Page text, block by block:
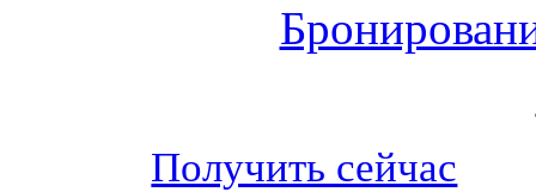
Получить сейчас